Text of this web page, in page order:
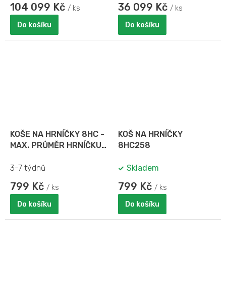
104 099 Kč / ks
Do košíku
36 099 Kč / ks
Do košíku
KOŠE NA HRNÍČKY 8HC -
MAX. PRŮMĚR HRNÍČKU
3-7 týdnů
799 Kč / ks
Do košíku
KOŠ NA HRNÍČKY
8HC258
Skladem
799 Kč / ks
Do košíku